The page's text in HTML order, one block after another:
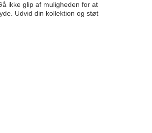
ikke glip af muligheden for at
Udvid din kollektion og støt